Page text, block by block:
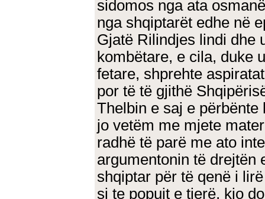
sidomos nga ata
nga shqiptarët edhe në
Gjatë Rilindjes lindi dhe
kombëtare, e cila, duke
fetare, shprehte
por të të gjithë
Thelbin e saj e
jo vetëm me mjete
radhë të parë me ato
argumentonin të drejtën
shqiptar për të qenë i
si te popujt e tjerë, kjo